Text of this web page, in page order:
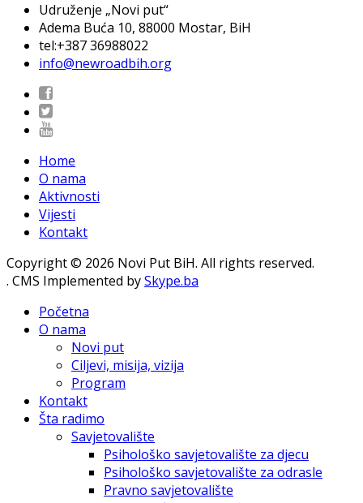
Udruženje „Novi put“
Adema Buća 10, 88000 Mostar, BiH
tel:+387 36988022
info@newroadbih.org
Home
O nama
Aktivnosti
Vijesti
Kontakt
Copyright © 2026 Novi Put BiH. All rights reserved.
. CMS Implemented bySkype.ba
Početna
O nama
Novi put
Ciljevi, misija, vizija
Program
Kontakt
Šta radimo
Savjetovalište
Psihološko savjetovalište za djecu
Psihološko savjetovalište za odrasle
Pravno savjetovalište